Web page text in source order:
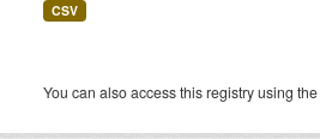
CSV
You can also access this registry using the